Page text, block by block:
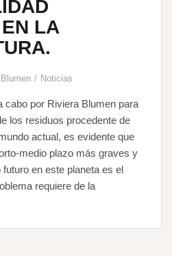
LA
Noticias
cabo por Riviera Blumen para
los residuos procedente de
actual, es evidente que
medio plazo más graves y
en este planeta es el
requiere de la